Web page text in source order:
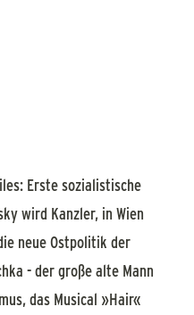
Erste sozialistische
wird Kanzler, in Wien
neue Ostpolitik der
- der große alte Mann
das Musical »Hair«